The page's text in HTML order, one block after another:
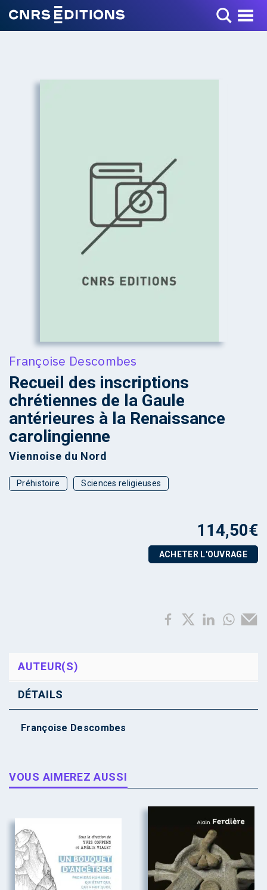
Toggle Menu
Françoise Descombes
Recueil des inscriptions
chrétiennes de la Gaule
antérieures à la Renaissance
carolingienne
Viennoise du Nord
Préhistoire Sciences religieuses
114,50€
ACHETER L'OUVRAGE
AUTEUR(S)
DÉTAILS
Françoise Descombes
VOUS AIMEREZ AUSSI